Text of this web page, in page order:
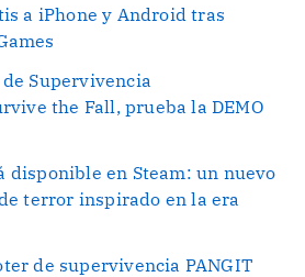
a iPhone y Android tras
Supervivencia
the Fall, prueba la DEMO
disponible en Steam: un nuevo
terror inspirado en la era
de supervivencia PANGIT